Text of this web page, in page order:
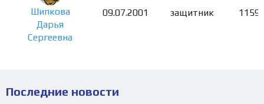
Шипкова
Дарья
Сергеевна
09.07.2001 защитник 1159
Последние новости